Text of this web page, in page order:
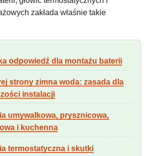
zakłada właśnie takie
odpowiedź dla montażu baterii
strony zimna woda: zasada dla
instalacji
umywalkowa, prysznicowa,
i kuchenna
termostatyczna i skutki